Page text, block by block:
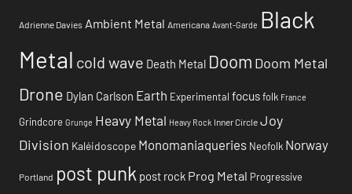
Adrienne Davies Ambient Metal Americana Avant-Garde Black
Metal cold wave Death Metal Doom Doom Metal
Drone Dylan Carlson Earth Experimental focusfolk France
Grindcore Grunge Heavy Metal Heavy Rock Inner Circle Joy
Division Kaléidoscope Monomaniaqueries Neofolk Norway
Portland post punk post rock Prog Metal Progressive